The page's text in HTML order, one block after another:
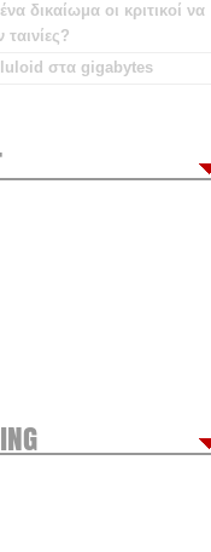
δικαίωμα οι κριτικοί να
ταινίες?
στα gigabytes